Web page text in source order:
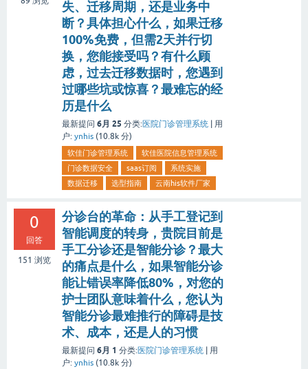
失、迁移周期，还是业务中
断？具体担心什么，如果迁移
100%免费，但需2天并行切
换，您能接受吗？有什么顾
虑，过去迁移数据时，您遇到
过哪些坑或惊喜？最难忘的经
历是什么
最新提问 6月 25 分类:医院门诊管理系统 | 用
户: ynhis (10.8k 分)
软佳门诊管理系统
软佳医院信息管理系统
门诊数据安全
saas订阅
系统实施
数据迁移
选型指南 云南his软件厂家
0
回答
151 浏览
分诊台的革命：从手工登记到
智能调度的转身，贵院目前是
手工分诊还是智能分诊？最大
的痛点是什么，如果智能分诊
能让错误率降低80%，对您的
护士团队意味着什么，您认为
智能分诊最难推行的障碍是技
术、成本，还是人的习惯
最新提问 6月 1 分类:医院门诊管理系统 | 用
户: ynhis (10.8k 分)